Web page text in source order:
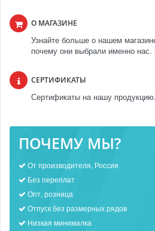
О МАГАЗИНЕ
Узнайте больше о нашем
почему они выбрали именно
СЕРТИФИКАТЫ
Сертификаты на нашу продукцию.
ПОЧЕМУ МЫ?
От производителя, Россия
Без переплат
Опт, розница
Отпуск без размерных рядов
Низкая минималка